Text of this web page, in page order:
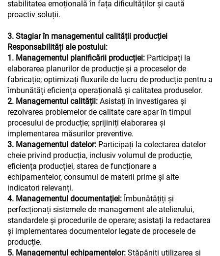
stabilitatea emoțională în fața dificultăților și caută
proactiv soluții.
3. Stagiar în managementul calității producției
Responsabilități ale postului:
1. Managementul planificării producției: Participați la
elaborarea planurilor de producție și a proceselor de
fabricație; optimizați fluxurile de lucru de producție pentru a
îmbunătăți eficiența operațională și calitatea produselor.
2. Managementul calității: Asistați în investigarea și
rezolvarea problemelor de calitate care apar în timpul
procesului de producție; sprijiniți elaborarea și
implementarea măsurilor preventive.
3. Managementul datelor: Participați la colectarea datelor
cheie privind producția, inclusiv volumul de producție,
eficiența producției, starea de funcționare a
echipamentelor, consumul de materii prime și alte
indicatori relevanți.
4. Managementul documentației: Îmbunătățiți și
perfecționați sistemele de management ale atelierului,
standardele și procedurile de operare; asistați la redactarea
și implementarea documentelor legate de procesele de
producție.
5. Managementul echipamentelor: Stăpâniți utilizarea și